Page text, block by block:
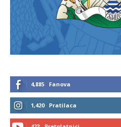
4,885 Fanova
1,420 Pratilaca